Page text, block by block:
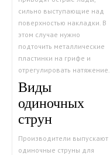
сильно выступающие над
поверхностью накладки. В
этом случае нужно
подточить металлические
пластинки на грифе и
отрегулировать натяжение.
Виды
одиночных
струн
Производители выпускают
одиночные струны для